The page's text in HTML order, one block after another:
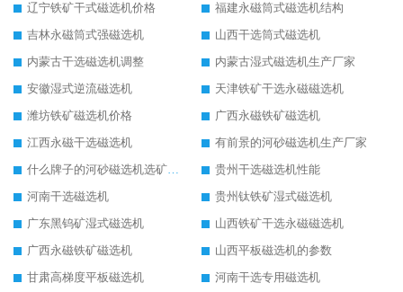
辽宁铁矿干式磁选机价格
福建永磁筒式磁选机结构
吉林永磁筒式强磁选机
山西干选筒式磁选机
内蒙古干选磁选机调整
内蒙古湿式磁选机生产厂家
安徽湿式逆流磁选机
天津铁矿干选永磁磁选机
潍坊铁矿磁选机价格
广西永磁铁矿磁选机
江西永磁干选磁选机
有前景的河砂磁选机生产厂家
什么牌子的河砂磁选机选矿效果好
贵州干选磁选机性能
河南干选磁选机
贵州钛铁矿湿式磁选机
广东黑钨矿湿式磁选机
山西铁矿干选永磁磁选机
广西永磁铁矿磁选机
山西平板磁选机的参数
甘肃高梯度平板磁选机
河南干选专用磁选机